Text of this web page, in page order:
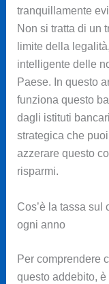
tranquillamente
Non si tratta di un
limite della
intelligente delle
Paese. In questo
funziona questo
dagli istituti
strategica che
azzerare questo
risparmi.
Cos’è la tassa sul
ogni anno
Per comprendere
questo addebito,